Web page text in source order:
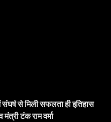
संघर्ष से मिली सफलता ही इतिहास
टंक राम वर्मा